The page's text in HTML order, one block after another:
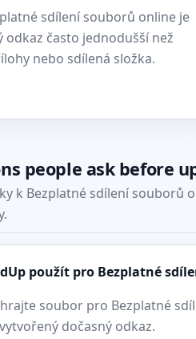
sdílení souborů online je
odkaz často jednodušší než
nebo sdílená složka.
people ask before
k Bezplatné sdílení souborů
použít pro Bezplatné
soubor pro Bezplatné
dočasný odkaz.